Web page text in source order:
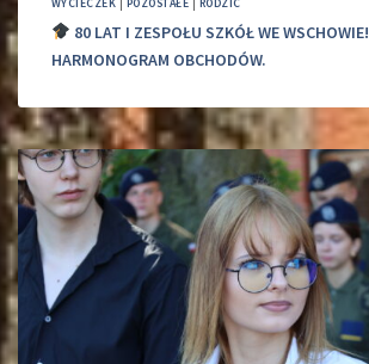
80 LAT I ZESPOŁU SZKÓŁ WE WSCHOWIE!
HARMONOGRAM OBCHODÓW.